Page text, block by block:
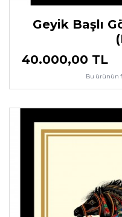
Geyik Başlı
40.000,00 TL
Bu ürünün